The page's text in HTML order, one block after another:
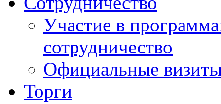
Участие в
сотрудничество
Официальные
Торги